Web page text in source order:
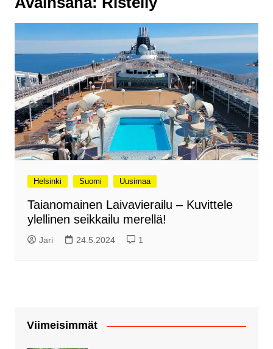
Helsinki Suomi Uusimaa
Taianomainen Laivavierailu – Kuvittele
ylellinen seikkailu merellä!
Jari 24.5.2024 1
Viimeisimmät